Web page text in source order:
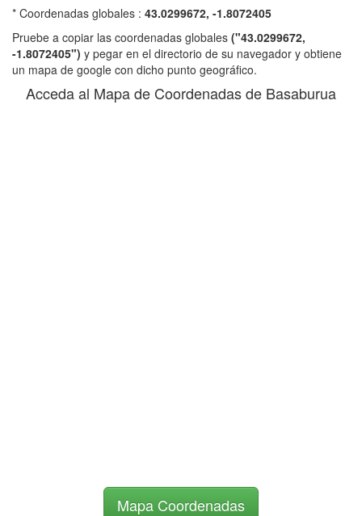
* Coordenadas globales : 43.0299672, -1.8072405
Pruebe a copiar las coordenadas globales ("43.0299672,
-1.8072405") y pegar en el directorio de su navegador y obtiene
un mapa de google con dicho punto geográfico.
Acceda al Mapa de Coordenadas de Basaburua
Mapa Coordenadas